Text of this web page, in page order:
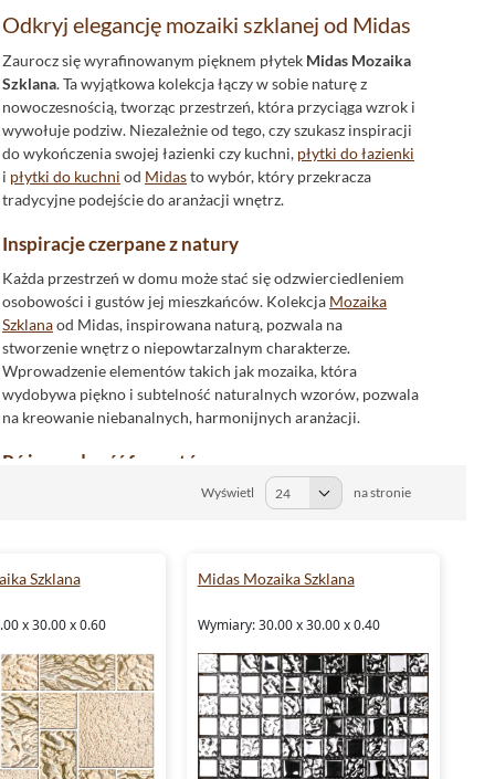
Odkryj elegancję mozaiki szklanej od Midas
Zaurocz się wyrafinowanym pięknem płytek Midas Mozaika
Szklana. Ta wyjątkowa kolekcja łączy w sobie naturę z
nowoczesnością, tworząc przestrzeń, która przyciąga wzrok i
wywołuje podziw. Niezależnie od tego, czy szukasz inspiracji
do wykończenia swojej łazienki czy kuchni, płytki do łazienki
i płytki do kuchni od Midasto wybór, który przekracza
tradycyjne podejście do aranżacji wnętrz.
Inspiracje czerpane z natury
Każda przestrzeń w domu może stać się odzwierciedleniem
osobowości i gustów jej mieszkańców. Kolekcja Mozaika
Szklanaod Midas, inspirowana naturą, pozwala na
stworzenie wnętrz o niepowtarzalnym charakterze.
Wprowadzenie elementów takich jak mozaika, która
wydobywa piękno i subtelność naturalnych wzorów, pozwala
na kreowanie niebanalnych, harmonijnych aranżacji.
Różnorodność formatów
Mozaika Szklana od Midas oferuje szeroki wybór formatów,
płytki 29,9x29,5,
płytki 30x30oraz płytki 28,6x26,5, co
złożonych wzorów.
Barwy, które ożywiają przestrzeń
Paleta barw Mozaiki Szklanej Midas jest równie imponująca
co jej formaty. Niezależnie od tego, czy preferujesz spokój i
elegancję płytek białych czy też dynamikę i energię płytek
Wyświetl na stronie
Szklana
x 30.00 x 0.60
Midas Mozaika Szklana
Wymiary: 30.00 x 30.00 x 0.40